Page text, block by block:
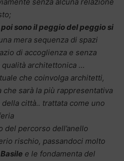
senza alcuna relazione
sono il peggio del peggio si
mera sequenza di spazi
di accoglienza e senza
architettonica …
che coinvolga architetti,
sarà la più rappresentativa
città.. trattata come uno
del percorso dell’anello
rischio, passandoci molto
e le fondamenta del